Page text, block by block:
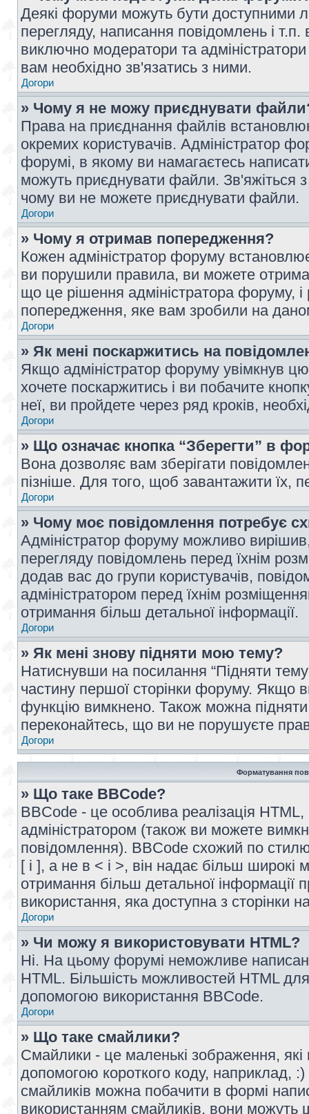
Деякі форуми можуть бути доступними
перегляду, написання повідомлень і
виключно модератори та
вам необхідно зв'язатись з ними.
Догори
» Чому я не можу приєднувати
Права на приєднання файлів
окремих користувачів. Адміністратор
форумі, в якому ви намагаєтесь
можуть приєднувати файли. Зв'яжіться
чому ви не можете приєднувати файли.
Догори
» Чому я отримав попередження?
Кожен адміністратор форуму
ви порушили правила, ви можете
що це рішення адміністратора форуму,
попередження, яке вам зробили на
Догори
» Як мені поскаржитись на
Якщо адміністратор форуму увімкнув
хочете поскаржитись і ви побачите
неї, ви пройдете через ряд кроків,
Догори
» Що означає кнопка “Зберегти” в
Вона дозволяє вам зберігати
пізніше. Для того, щоб завантажити їх,
Догори
» Чому моє повідомлення потребує
Адміністратор форуму можливо
перегляду повідомлень перед їхнім
додав вас до групи користувачів,
адміністратором перед їхнім
отримання більш детальної інформації.
Догори
» Як мені знову підняти мою тему?
Натиснувши на посилання “Підняти
частину першої сторінки форуму. Якщо
функцію вимкнено. Також можна
переконайтесь, що ви не порушуєте
Догори
Форматування
» Що таке BBCode?
BBCode - це особлива реалізація
адміністратором (також ви можете
повідомлення). BBCode схожий по
[ і ], а не в < і >, він надає більш
отримання більш детальної інформації
використання, яка доступна з сторінки
Догори
» Чи можу я використовувати HTML?
Ні. На цьому форумі неможливе
HTML. Більшість можливостей HTML
допомогою використання BBCode.
Догори
» Що таке смайлики?
Смайлики - це маленькі зображення, які
допомогою короткого коду, наприклад,
смайликів можна побачити в формі
використанням смайликів, вони